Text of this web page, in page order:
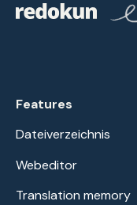
Features
Dateiverzeichnis
Webeditor
Translation memory